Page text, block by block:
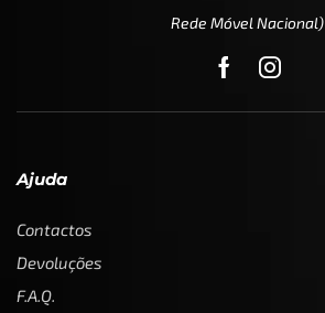
Rede Móvel Nacional)
Ajuda
Contactos
Devoluções
F.A.Q.